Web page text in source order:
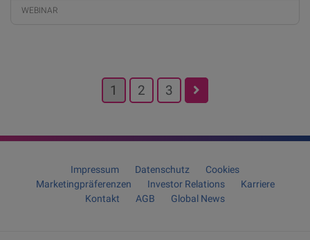
WEBINAR
1 2 3
Impressum Datenschutz
Cookies
Marketingpräferenzen
Investor Relations
Karriere
Kontakt
AGB Global News